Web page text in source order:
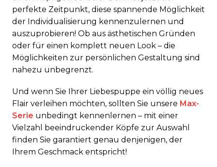
perfekte Zeitpunkt, diese spannende Möglichkeit
der Individualisierung kennenzulernen und
auszuprobieren! Ob aus ästhetischen Gründen
oder für einen komplett neuen Look – die
Möglichkeiten zur persönlichen Gestaltung sind
nahezu unbegrenzt.
Und wenn Sie Ihrer Liebespuppe ein völlig neues
Flair verleihen möchten, sollten Sie unsere Max-
Serie unbedingt kennenlernen – mit einer
Vielzahl beeindruckender Köpfe zur Auswahl
finden Sie garantiert genau denjenigen, der
Ihrem Geschmack entspricht!